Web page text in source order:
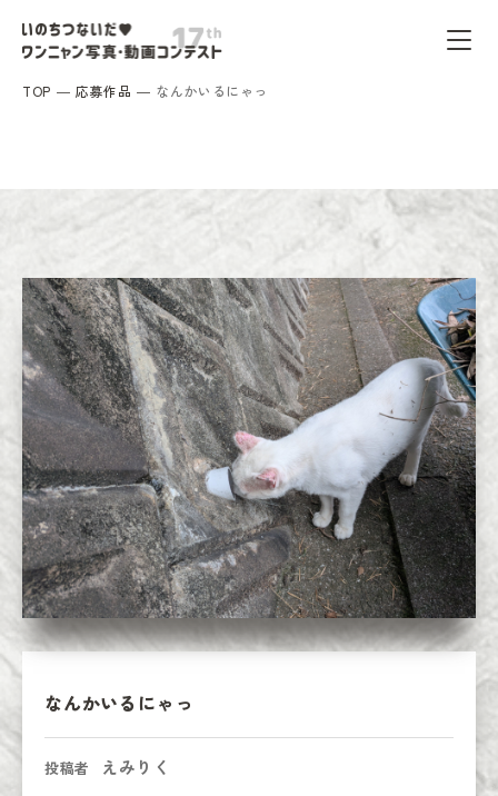
TOP 応募作品 なんかいるにゃっ
なんかいるにゃっ
投稿者 えみりく